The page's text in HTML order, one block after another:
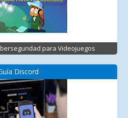
para Videojuegos
Discord